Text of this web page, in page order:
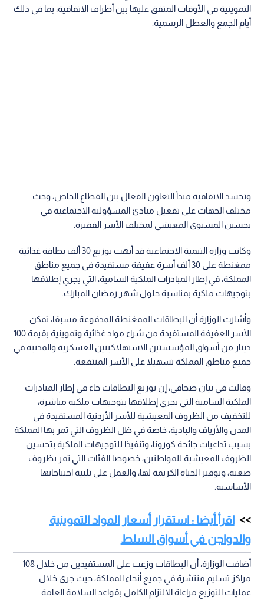
التموينية في الأوقات المتفق عليها بين أطراف الاتفاقية، بما في ذلك
أيام الجمع والعطل الرسمية.
وتجسد الاتفاقية مبدأ التعاون الفعال بين القطاع الخاص، وحث
مختلف الجهات على تفعيل مبادئ المسؤولية الاجتماعية في
تحسين المستوى المعيشي لمختلف الأسر الفقيرة.
وكانت وزارة التنمية الاجتماعية قد أنهت توزيع 30 ألف بطاقة غذائية
ممغنطة على 30 ألف أسرة عفيفة مستفيدة في جميع مناطق
المملكة، في إطار المبادرات الملكية السامية، التي يجري إطلاقها
بتوجيهات ملكية بمناسبة حلول شهر رمضان المبارك.
وأشارت الوزارة أن البطاقات الممغنطة المدفوعة مسبقا، تمكن
الأسر العفيفة المستفيدة من شراء مواد غذائية وتموينية بقيمة 100
دينار من أسواق المؤسستين الاستهلاكيتين العسكرية والمدنية في
جميع مناطق المملكة تسهيلا على الأسر المنتفعة.
وقالت في بيان صحافي، إن توزيع البطاقات جاء في إطار المبادرات
الملكية السامية التي يجري إطلاقها بتوجيهات ملكية مباشرة،
للتخفيف من الظروف المعيشية للأسر الأردنية المستفيدة في
المدن والأرياف والبادية، خاصة في ظل الظروف التي تمر بها المملكة
بسبب تداعيات جائحة كورونا، وتنفيذا للتوجيهات الملكية بتحسين
الظروف المعيشية للمواطنين، خصوصا الفئات التي تمر بظروف
صعبة، وتوفير الحياة الكريمة لها، والعمل على تلبية احتياجاتها
الأساسية.
اقرأ أيضا : استقرار أسعار المواد التموينية
والدواجن في أسواق السلط
أضافت الوزارة، أن البطاقات وزعت على المستفيدين من خلال 108
مراكز تسليم منتشرة في جميع أنحاء المملكة، حيث جرى خلال
عمليات التوزيع مراعاة الالتزام الكامل بقواعد السلامة العامة